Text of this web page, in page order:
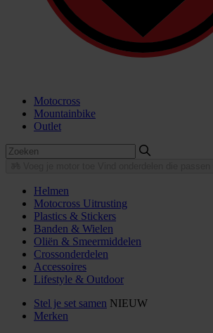
Motocross
Mountainbike
Outlet
Helmen
Motocross Uitrusting
Plastics & Stickers
Banden & Wielen
Oliën & Smeermiddelen
Crossonderdelen
Accessoires
Lifestyle & Outdoor
Stel je set samen NIEUW
Merken